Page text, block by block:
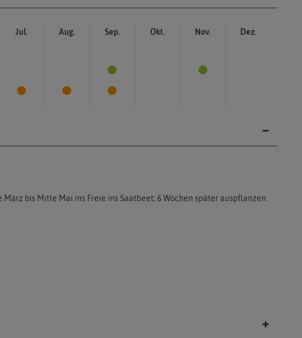
Jul. Aug. Sep. Okt. Nov. Dez.
bis Mitte Mai ins Freie ins Saatbeet; 6 Wochen später auspflanzen.